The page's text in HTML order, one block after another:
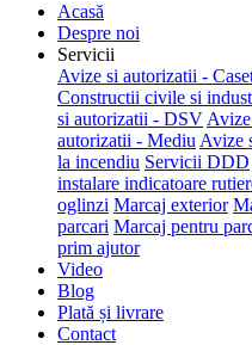
Acasă
Despre noi
Servicii
Avize si autorizatii -
Constructii civile si
si autorizatii - DSV
autorizatii - Mediu Avize
la incendiu Servicii DDD
instalare indicatoare
oglinzi Marcaj exterior
parcari Marcaj pentru
prim ajutor
Video
Blog
Plată și livrare
Contact